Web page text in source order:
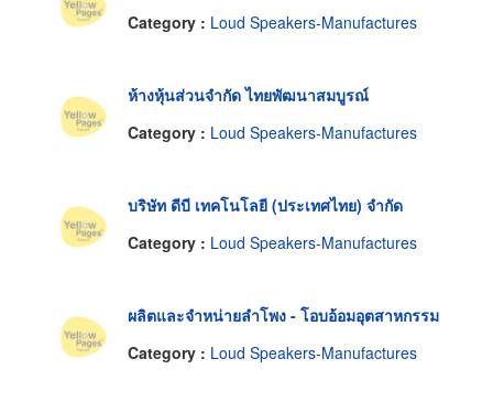
Category : Loud Speakers-Manufactures
ห้างหุ้นส่วนจำกัด ไทยพัฒนาสมบูรณ์
Category : Loud Speakers-Manufactures
บริษัท ดีบี เทคโนโลยี (ประเทศไทย) จำกัด
Category : Loud Speakers-Manufactures
ผลิตและจำหน่ายลำโพง - โอบอ้อมอุตสาหกรรม
Category : Loud Speakers-Manufactures